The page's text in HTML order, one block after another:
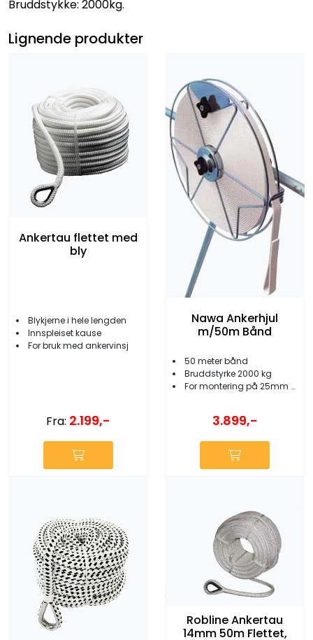
Bruddstykke: 2000kg.
Lignende produkter
Ankertau flettet med
bly
Blykjerne i hele lengden
Innspleiset kause
For bruk med ankervinsj
Fra: 2.199,-
Nawa Ankerhjul
m/50m Bånd
50 meter bånd
Bruddstyrke 2000 kg
For montering på 25mm rekke
3.899,-
Robline Ankertau
14mm 50m Flettet,